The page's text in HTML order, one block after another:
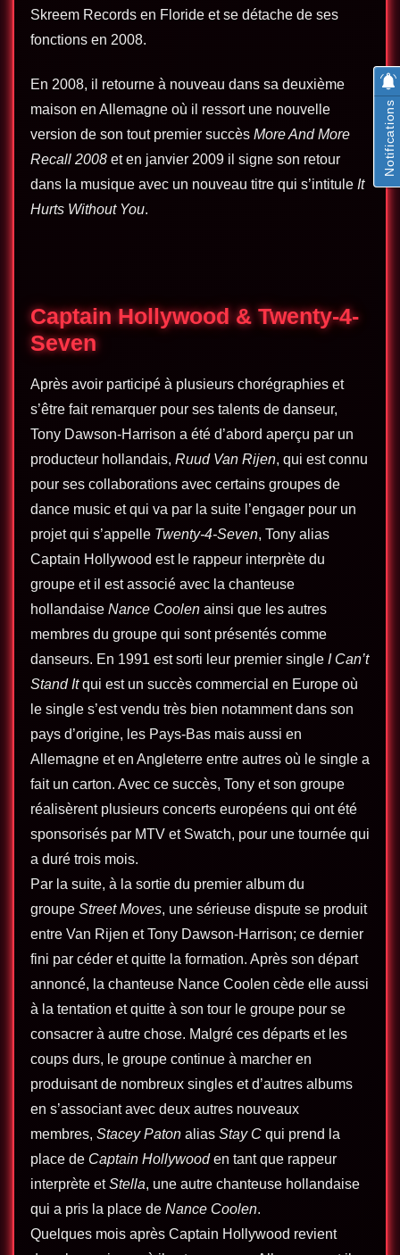
Skreem Records en Floride et se détache de ses
fonctions en 2008.
En 2008, il retourne à nouveau dans sa deuxième
maison en Allemagne où il ressort une nouvelle
version de son tout premier succès More And More
Recall 2008 et en janvier 2009 il signe son retour
dans la musique avec un nouveau titre qui s’intitule It
Hurts Without You.
Captain Hollywood & Twenty-4-
Seven
Après avoir participé à plusieurs chorégraphies et
s’être fait remarquer pour ses talents de danseur,
Tony Dawson-Harrison a été d’abord aperçu par un
producteur hollandais, Ruud Van Rijen, qui est connu
pour ses collaborations avec certains groupes de
dance music et qui va par la suite l’engager pour un
projet qui s’appelle Twenty-4-Seven, Tony alias
Captain Hollywood est le rappeur interprète du
groupe et il est associé avec la chanteuse
hollandaise Nance Coolen ainsi que les autres
membres du groupe qui sont présentés comme
danseurs. En 1991 est sorti leur premier single I Can’t
Stand Itqui est un succès commercial en Europe où
le single s’est vendu très bien notamment dans son
pays d’origine, les Pays-Bas mais aussi en
Allemagne et en Angleterre entre autres où le single a
fait un carton. Avec ce succès, Tony et son groupe
réalisèrent plusieurs concerts européens qui ont été
sponsorisés par MTV et Swatch, pour une tournée qui
a duré trois mois.
Par la suite, à la sortie du premier album du
groupe Street Moves, une sérieuse dispute se produit
entre Van Rijen et Tony Dawson-Harrison; ce dernier
fini par céder et quitte la formation. Après son départ
annoncé, la chanteuse Nance Coolen cède elle aussi
à la tentation et quitte à son tour le groupe pour se
consacrer à autre chose. Malgré ces départs et les
coups durs, le groupe continue à marcher en
produisant de nombreux singles et d’autres albums
en s’associant avec deux autres nouveaux
membres, Stacey Paton alias Stay C qui prend la
place de Captain Hollywooden tant que rappeur
interprète etStella, une autre chanteuse hollandaise
qui a pris la place de Nance Coolen.
Quelques mois après Captain Hollywood revient
Notifications